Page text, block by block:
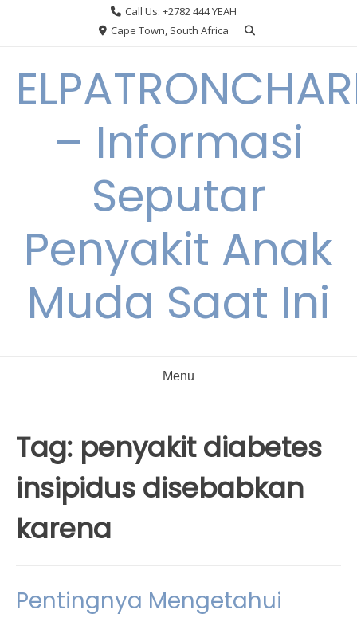
Call Us: +2782 444 YEAH
Cape Town, South Africa
– Informasi
Seputar
Penyakit Anak
Muda Saat Ini
Menu
Tag: penyakit diabetes
insipidus disebabkan
karena
Pentingnya Mengetahui